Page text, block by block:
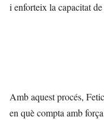
i enforteix la capacitat
Amb aquest procés,
en què compta amb